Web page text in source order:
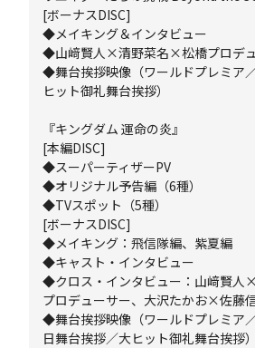
[ボーナスDISC]
◆メイキング＆インタビュー
◆山﨑賢人×清野菜名×松橋プロデ
◆舞台挨拶映像（ワールドプレミア
ヒット御礼舞台挨拶）
『キングダム 運命の炎』
[本編DISC]
◆スーパーティザーPV
◆オリジナル予告編（6種）
◆TVスポット（5種）
[ボーナスDISC]
◆メイキング：飛信隊編、紫夏編
◆キャスト・インタビュー
◆クロス・インタビュー：山﨑賢
プロデューサー、大沢たかお×佐藤
◆舞台挨拶映像（ワールドプレミア
日舞台挨拶／大ヒット御礼舞台挨拶）